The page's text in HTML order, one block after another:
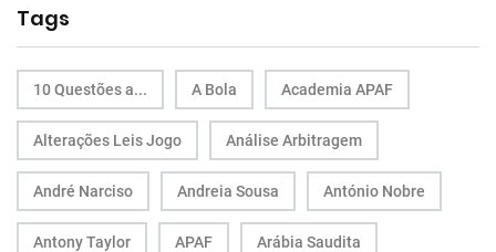
Tags
10 Questões a... A Bola Academia APAF
Alterações Leis Jogo Análise Arbitragem
André Narciso Andreia Sousa António Nobre
Antony Taylor APAF Arábia Saudita